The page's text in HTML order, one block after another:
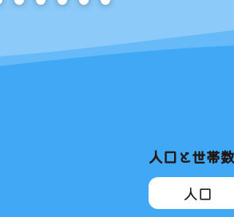
大間町 おお
人口と世帯数
人口